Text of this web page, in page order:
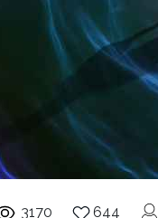
3170 644